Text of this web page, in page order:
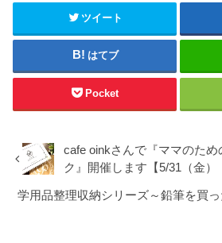
ツイート
はてブ
Pocket
cafe oinkさんで『ママのた
ク』開催します【5/31（金）
学用品整理収納シリーズ～鉛筆を買